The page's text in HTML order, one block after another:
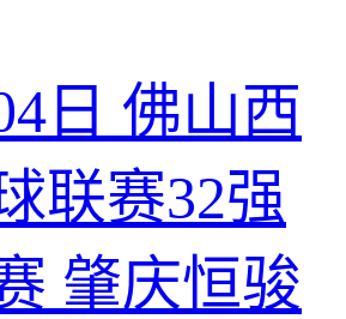
日 佛山西
联赛32强
肇庆恒骏